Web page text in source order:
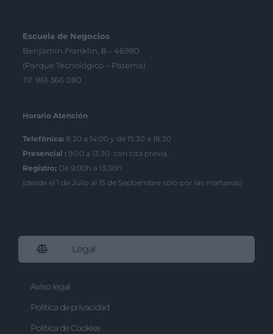
Escuela de Negocios
Benjamín Franklin, 8 – 46980
(Parque Tecnológico – Paterna)
Tlf. 961 366 080
Horario Atención
Telefónica: 8:30 a 14:00 y de 15:30 a 18:30
Presencial : 9:00 a 13:30 con cita previa.
Registro; De 9:00h a 13:30h.
(desde el 1 de Julio al 15 de Septiembre sólo por las mañanas)
Legal
Aviso legal
Política de privacidad
Política de Cookies